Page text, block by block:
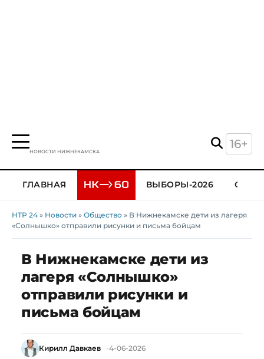
НОВОСТИ НИЖНЕКАМСКА
16+
ГЛАВНАЯ ВЫБОРЫ-2026
НТР 24 » Новости » Общество » В Нижнекамске дети из лагеря
«Солнышко» отправили рисунки и письма бойцам
В Нижнекамске дети из
лагеря «Солнышко»
отправили рисунки и
письма бойцам
Кирилл Давкаев 4-06-2026